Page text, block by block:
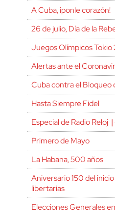
A Cuba, ¡ponle corazón!
26 de julio, Día de la
Juegos Olímpicos
Alertas ante el
Cuba contra el Bloqueo
Hasta Siempre Fidel
Especial de Radio
Primero de Mayo
La Habana, 500 años
Aniversario 150 del
libertarias
Elecciones Generales